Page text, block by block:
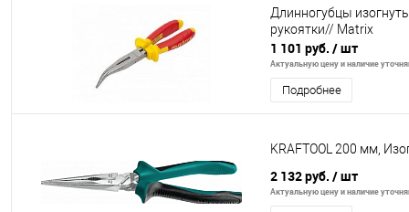
Длинногубцы
рукоятки// Matrix
1 101 руб. / шт
Актуальную цену и наличие
Подробнее
KRAFTOOL 200 мм,
2 132 руб. / шт
Актуальную цену и наличие